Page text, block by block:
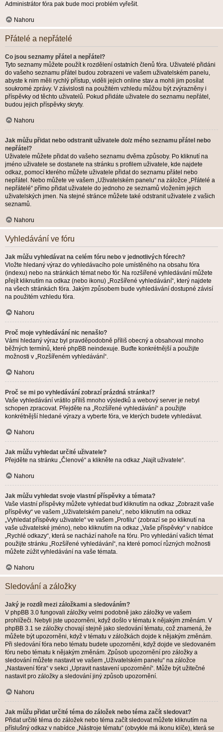
Administrátor fóra pak bude moci problém vyřešit.
Nahoru
Přátelé a nepřátelé
Co jsou seznamy přátel a nepřátel?
Tyto seznamy můžete použít k rozdělení ostatních členů fóra. Uživatelé přidáni
do vašeho seznamu přátel budou zobrazeni ve vašem uživatelském panelu,
abyste k nim měli rychlý přístup, viděli jejich online stav a mohli jim posílat
soukromé zprávy. V závislosti na použitém vzhledu můžou být zvýrazněny i
příspěvky od těchto uživatelů. Pokud přidáte uživatele do seznamu nepřátel,
budou jejich příspěvky skryty.
Nahoru
Jak můžu přidat nebo odstranit uživatele do/z mého seznamu přátel nebo
nepřátel?
Uživatele můžete přidat do vašeho seznamu dvěma způsoby. Po kliknutí na
jméno uživatele se dostanete na stránku s profilem uživatele, kde najdete
odkaz, pomocí kterého můžete uživatele přidat do seznamu přátel nebo
nepřátel. Nebo můžete ve vašem „Uživatelském panelu“ na záložce „Přátelé a
nepřátelé“ přímo přidat uživatele do jednoho ze seznamů vložením jejich
uživatelských jmen. Na stejné stránce můžete také odstranit uživatele z vašich
seznamů.
Nahoru
Vyhledávání ve fóru
Jak můžu vyhledávat na celém fóru nebo v jednotlivých fórech?
Vložte hledaný výraz do vyhledávacího pole umístěného na obsahu fóra
(indexu) nebo na stránkách témat nebo fór. Na rozšířené vyhledávání můžete
přejít kliknutím na odkaz (nebo ikonu) „Rozšířené vyhledávání“, který najdete
na všech stránkách fóra. Jakým způsobem bude vyhledávání dostupné závisí
na použitém vzhledu fóra.
Nahoru
Proč moje vyhledávání nic nenašlo?
Vámi hledaný výraz byl pravděpodobně příliš obecný a obsahoval mnoho
běžných termínů, které phpBB neindexuje. Buďte konkrétnější a použijte
možnosti v „Rozšířeném vyhledávání“.
Nahoru
Proč se mi po vyhledávání zobrazí prázdná stránka!?
Vaše vyhledávání vrátilo příliš mnoho výsledků a webový server je nebyl
schopen zpracovat. Přejděte na „Rozšířené vyhledávání“ a použijte
konkrétnější hledané výrazy a vyberte fóra, ve kterých budete vyhledávat.
Nahoru
Jak můžu vyhledat určité uživatele?
Přejděte na stránku „Členové“ a klikněte na odkaz „Najít uživatele“.
Nahoru
Jak můžu vyhledat svoje vlastní příspěvky a témata?
Vaše vlastní příspěvky můžete vyhledat buď kliknutím na odkaz „Zobrazit vaše
příspěvky“ ve vašem „Uživatelském panelu“, nebo kliknutím na odkaz
„Vyhledat příspěvky uživatele“ ve vašem „Profilu“ (zobrazí se po kliknutí na
vaše uživatelské jméno), nebo kliknutím na odkaz „Vaše příspěvky“ v nabídce
„Rychlé odkazy“, která se nachází nahoře na fóru. Pro vyhledání vašich témat
použijte stránku „Rozšířené vyhledávání“, na které pomocí různých možnosti
můžete zúžit vyhledávání na vaše témata.
Nahoru
Sledování a záložky
Jaký je rozdíl mezi záložkami a sledováním?
V phpBB 3.0 fungovali záložky velmi podobně jako záložky ve vašem
prohlížeči. Nebyli jste upozorněni, když došlo v tématu k nějakým změnám. V
phpBB 3.1 se záložky chovají stejně jako sledování tématu, což znamená, že
můžete být upozorněni, když v tématu v záložkách dojde k nějakým změnám.
Při sledování fóra nebo tématu budete upozorněni, když dojde ve sledovaném
fóru nebo tématu k nějakým změnám. Způsob upozornění pro záložky a
sledování můžete nastavit ve vašem „Uživatelském panelu“ na záložce
„Nastavení fóra“ v sekci „Upravit nastavení upozornění“. Může být užitečné
nastavit pro záložky a sledování jiný způsob upozornění.
Nahoru
Jak můžu přidat určité téma do záložek nebo téma začít sledovat?
Přidat určité téma do záložek nebo téma začít sledovat můžete kliknutím na
příslušný odkaz v nabídce „Nástroje tématu“ (obvykle má ikonu klíče), která se